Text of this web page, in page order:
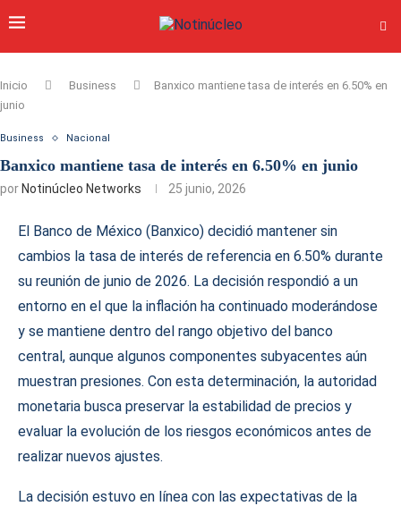
Inicio Business
Banxico mantiene tasa de interés en 6.50% en
junio
Business Nacional
Banxico mantiene tasa de interés en 6.50% en junio
por Notinúcleo Networks 25 junio, 2026
El Banco de México (Banxico) decidió mantener sin
cambios la tasa de interés de referencia en 6.50% durante
su reunión de junio de 2026. La decisión respondió a un
entorno en el que la inflación ha continuado moderándose
y se mantiene dentro del rango objetivo del banco
central, aunque algunos componentes subyacentes aún
muestran presiones. Con esta determinación, la autoridad
monetaria busca preservar la estabilidad de precios y
evaluar la evolución de los riesgos económicos antes de
realizar nuevos ajustes.
La decisión estuvo en línea con las expectativas de la